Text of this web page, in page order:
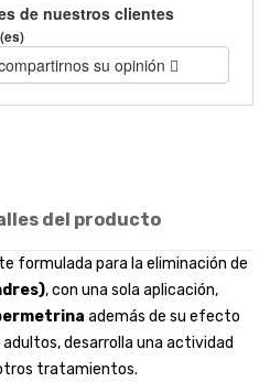
de nuestros clientes
su opinión
del producto
formulada para la eliminación de
, con una sola aplicación,
además de su efecto
desarrolla una actividad
tratamientos.